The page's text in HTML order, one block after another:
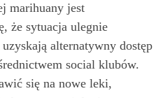
marihuany jest
że sytuacja ulegnie
alternatywny dostęp
social klubów.
się na nowe leki,